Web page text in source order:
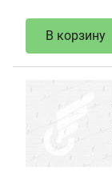
В корзину